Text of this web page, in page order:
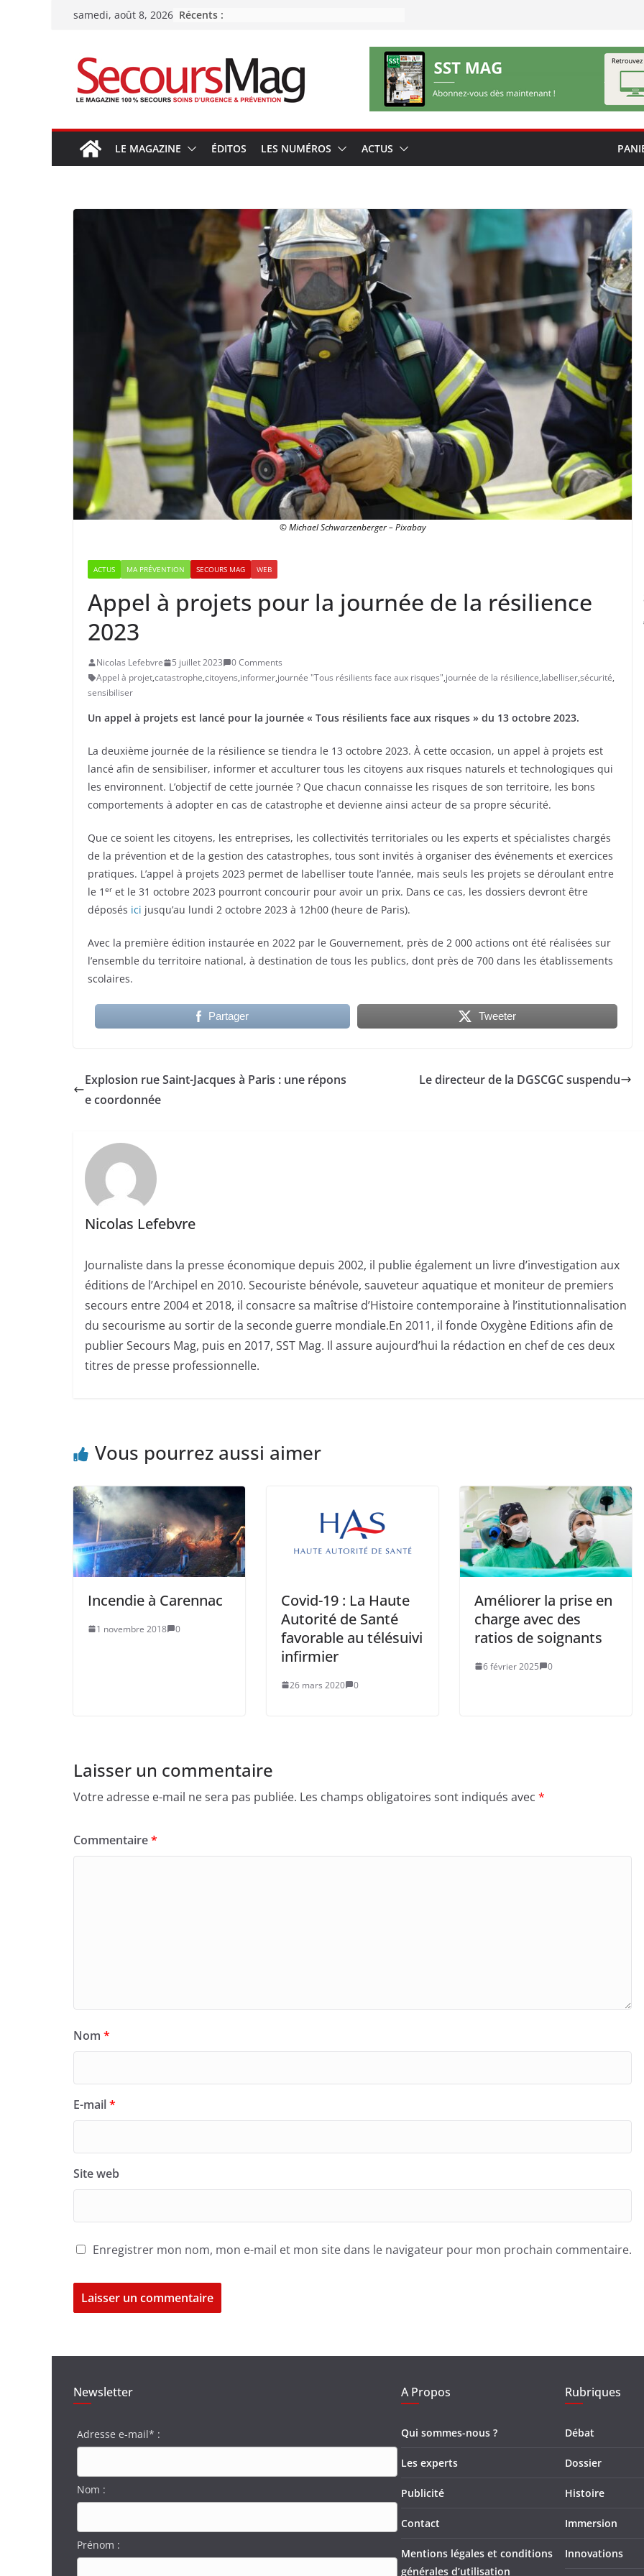
Passersamedi, août 8, 2026 Récents :
LE MAGAZINE ÉDITOS LES NUMÉROS ACTUS
© Michael Schwarzenberger – Pixabay
ACTUS MA PRÉVENTION SECOURS MAG WEB
Appel à projets pour la journée de la résilience
2023
Nicolas Lefebvre 5 juillet 2023
0 Comments
Appel à projet,catastrophe,citoyens,informer,journée "Tous résilients face aux risques",journée de la résilience,labelliser,sécurité,
sensibiliser
Un appel à projets est lancé pour la journée « Tous résilients face aux risques » du 13 octobre 2023.
La deuxième journée de la résilience se tiendra le 13 octobre 2023. À cette occasion, un appel à projets est
lancé afin de sensibiliser, informer et acculturer tous les citoyens aux risques naturels et technologiques qui
les environnent. L’objectif de cette journée ? Que chacun connaisse les risques de son territoire, les bons
comportements à adopter en cas de catastrophe et devienne ainsi acteur de sa propre sécurité.
Que ce soient les citoyens, les entreprises, les collectivités territoriales ou les experts et spécialistes chargés
de la prévention et de la gestion des catastrophes, tous sont invités à organiser des événements et exercices
pratiques. L’appel à projets 2023 permet de labelliser toute l’année, mais seuls les projets se déroulant entre
le 1 er et le 31 octobre 2023 pourront concourir pour avoir un prix. Dans ce cas, les dossiers devront être
déposés ici jusqu’au lundi 2 octobre 2023 à 12h00 (heure de Paris).
Avec la première édition instaurée en 2022 par le Gouvernement, près de 2 000 actions ont été réalisées sur
l’ensemble du territoire national, à destination de tous les publics, dont près de 700 dans les établissements
scolaires.
Partager Tweeter
Explosion rue Saint-Jacques à Paris : une répons
e coordonnée
Le directeur de la DGSCGC suspendu
Nicolas Lefebvre
Journaliste dans la presse économique depuis 2002, il publie également un livre d’investigation aux
éditions de l’Archipel en 2010. Secouriste bénévole, sauveteur aquatique et moniteur de premiers
secours entre 2004 et 2018, il consacre sa maîtrise d’Histoire contemporaine à l’institutionnalisation
du secourisme au sortir de la seconde guerre mondiale.En 2011, il fonde Oxygène Editions afin de
publier Secours Mag, puis en 2017, SST Mag. Il assure aujourd’hui la rédaction en chef de ces deux
titres de presse professionnelle.
Vous pourrez aussi aimer
Incendie à Carennac
1 novembre 2018 0
Covid-19 : La Haute
Autorité de Santé
favorable au télésuivi
infirmier
26 mars 2020 0
Améliorer la prise en
charge avec des
ratios de soignants
6 février 2025 0
Laisser un commentaire
Votre adresse e-mail ne sera pas publiée. Les champs obligatoires sont indiqués avec *
Commentaire*
Nom *
E-mail*
Site web
Enregistrer mon nom, mon e-mail et mon site dans le navigateur pour mon prochain commentaire.
Newsletter
Adresse e-mail* :
Nom :
Prénom :
A Propos
Qui sommes-nous ?
Les experts
Publicité
Contact
Mentions légales et conditions
générales d’utilisation
Rubriques
Débat
Dossier
Histoire
Immersion
Innovations